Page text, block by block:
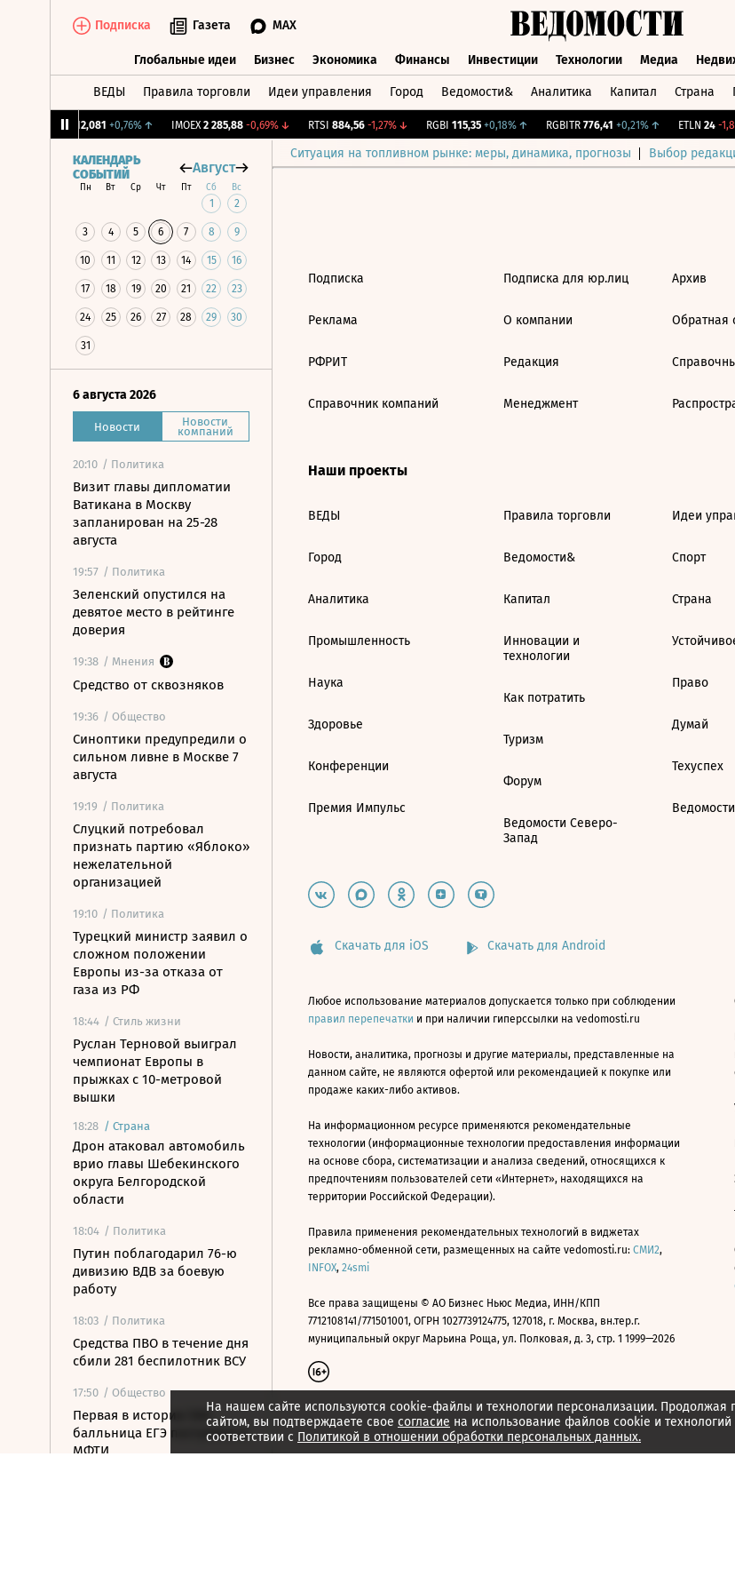
Подписка Газета MAX
Глобальные идеи Бизнес Экономика Финансы Инвестиции Технологии Медиа
ВЕДЫ Правила торговли Идеи управления Город Ведомости& Аналитика Капитал Страна
12,081 +0,76%↑ IMOEX 2 285,88 -0,69%↓ RTSI 884,56 -1,27%↓ RGBI 115,35 +0,18%↑ RGBITR 776,41 +0,21%↑ ETLN 24 -
Ситуация на топливном рынке: меры, динамика, прогнозы Выбор
КАЛЕНДАРЬ
СОБЫТИЙ
Август
Пн Вт Ср Чт Пт Сб Вс
1 2
3 4 5 6 7 8 9
10 11 12 13 14 15 16
17 18 19 20 21 22 23
24 25 26 27 28 29 30
31
6 августа 2026
Новости Новости
компаний
20:10 / Политика
Визит главы дипломатии
Ватикана в Москву
запланирован на 25-28
августа
19:57 / Политика
Зеленский опустился на
девятое место в рейтинге
доверия
19:38 / Мнения
Средство от сквозняков
19:36 / Общество
Синоптики предупредили о
сильном ливне в Москве 7
августа
19:19 / Политика
Слуцкий потребовал
признать партию «Яблоко»
нежелательной
организацией
19:10 / Политика
Турецкий министр заявил о
сложном положении
Европы из-за отказа от
газа из РФ
18:44 / Стиль жизни
Руслан Терновой выиграл
чемпионат Европы в
прыжках с 10-метровой
вышки
18:28 / Страна
Дрон атаковал автомобиль
врио главы Шебекинского
округа Белгородской
области
18:04 / Политика
Путин поблагодарил 76-ю
дивизию ВДВ за боевую
работу
18:03 / Политика
Средства ПВО в течение дня
сбили 281 беспилотник ВСУ
17:50 / Общество
Первая в истории 500-
балльница ЕГЭ поступила в
МФТИ
На нашем сайте используются cookie-файлы и технологии персонализации. Продолжая
сайтом, вы подтверждаете свое согласие на использование файлов cookie и
соответствии с Политикой в отношении обработки персональных данных.
Подписка
Реклама
РФРИТ
Справочник компаний
Подписка для юр.лиц
О компании
Редакция
Менеджмент
Архив
Обратная
Наши проекты
ВЕДЫ
Город
Аналитика
Промышленность
Наука
Здоровье
Конференции
Премия Импульс
Правила торговли
Ведомости&
Капитал
Инновации и
технологии
Как потратить
Туризм
Форум
Ведомости Северо-
Запад
Идеи
Спорт
Страна
Право
Думай
Техуспех
Скачать для iOS Скачать для Android
Любое использование материалов допускается только при соблюдении
правил перепечатки и при наличии гиперссылки на vedomosti.ru
Новости, аналитика, прогнозы и другие материалы, представленные на
данном сайте, не являются офертой или рекомендацией к покупке или
продаже каких-либо активов.
На информационном ресурсе применяются рекомендательные
технологии (информационные технологии предоставления информации
на основе сбора, систематизации и анализа сведений, относящихся к
предпочтениям пользователей сети «Интернет», находящихся на
территории Российской Федерации).
Правила применения рекомендательных технологий в виджетах
рекламно-обменной сети, размещенных на сайте vedomosti.ru: СМИ2,
INFOX, 24smi
Все права защищены © АО Бизнес Ньюс Медиа, ИНН/КПП
7712108141/771501001, ОГРН 1027739124775, 127018, г. Москва, вн.тер.г.
муниципальный округ Марьина Роща, ул. Полковая, д. 3, стр. 1 1999—2026